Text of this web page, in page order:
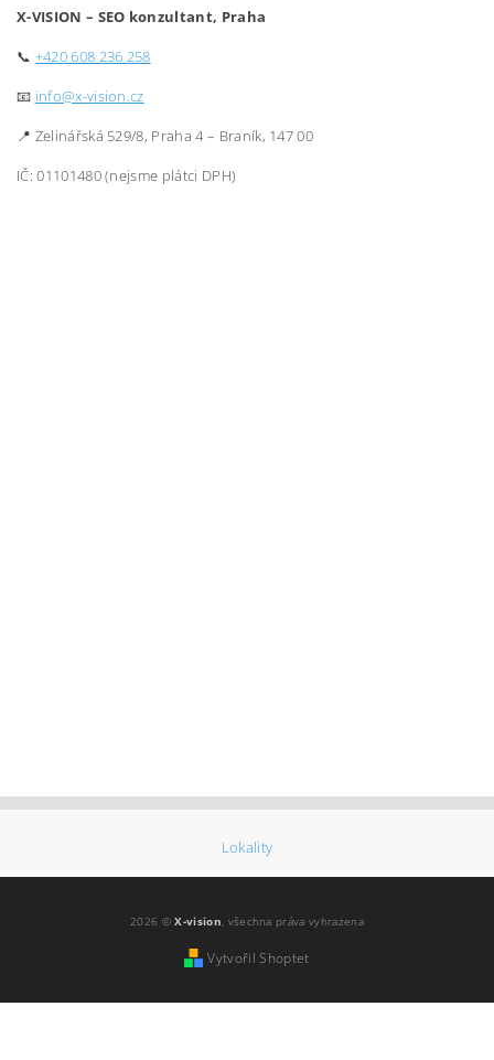
X-VISION – SEO konzultant, Praha
📞 +420 608 236 258
📧 info@x-vision.cz
📍 Zelinářská 529/8, Praha 4 – Braník, 147 00
IČ: 01101480 (nejsme plátci DPH)
Lokality
2026 ©X-vision, všechna práva vyhrazena
Vytvořil Shoptet